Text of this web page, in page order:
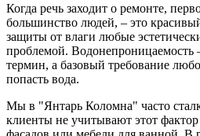
Когда речь заходит о ремонте,
большинство людей, – это
защиты от влаги любые
проблемой. Водонепроницаемость
термин, а базовый требование
попасть вода.
Мы в "Янтарь Коломна" часто
клиенты не учитывают этот